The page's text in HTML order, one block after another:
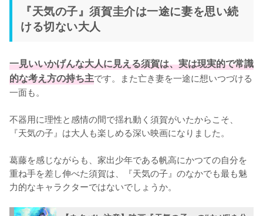
『天気の子』須賀圭介は一途に妻を思い続
ける切ない大人
一見いいかげんな大人に見える須賀は、実は現実的で常識
的な考え方の持ち主です。また亡き妻を一途に想いつづける
一面も。
不器用に理性と感情の間で揺れ動く須賀がいたからこそ、
『天気の子』は大人も楽しめる深い映画になりました。
葛藤を感じながらも、家出少年である帆高にかつての自分を
重ね手を差し伸べた須賀は、『天気の子』のなかでも最も魅
力的なキャラクターではないでしょうか。